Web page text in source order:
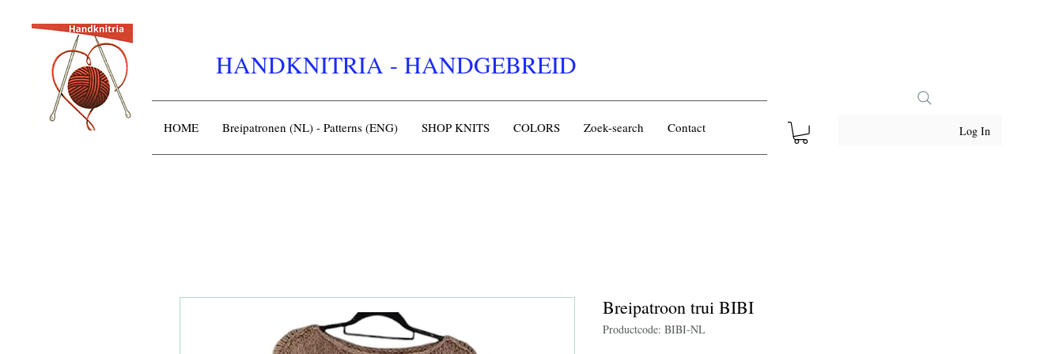
HANDKNITRIA - HANDGEBREID
HOME Breipatronen (NL) - Patterns (ENG) SHOP KNITS COLORS Zoek-search Contact Log In
Breipatroon trui BIBI
Productcode: BIBI-NL